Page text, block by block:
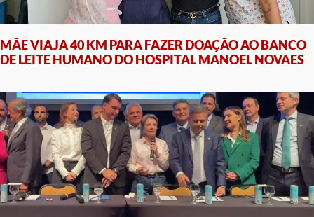
MÃE VIAJA 40 KM PARA FAZER DOAÇÃO AO BANCO
DE LEITE HUMANO DO HOSPITAL MANOEL NOVAES